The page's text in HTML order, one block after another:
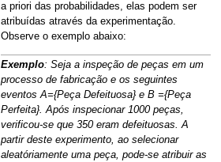
a priori das probabilidades, elas podem ser
atribuídas através da experimentação.
Observe o exemplo abaixo:
Exemplo: Seja a inspeção de peças em um
processo de fabricação e os seguintes
eventos A={Peça Defeituosa} e B ={Peça
Perfeita}. Após inspecionar 1000 peças,
verificou-se que 350 eram defeituosas. A
partir deste experimento, ao selecionar
aleatóriamente uma peça, pode-se atribuir as